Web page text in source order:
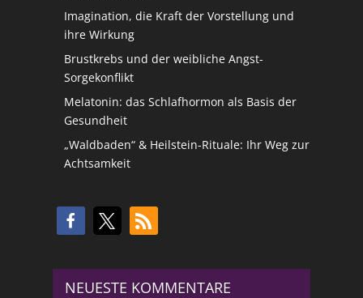
Imagination, die Kraft der Vorstellung und
ihre Wirkung
Brustkrebs und der weibliche Angst-
Sorgekonflikt
Melatonin: das Schlafhormon als Basis der
Gesundheit
„Waldbaden“ & Heilstein-Rituale: Ihr Weg zur
Achtsamkeit
NEUESTE KOMMENTARE